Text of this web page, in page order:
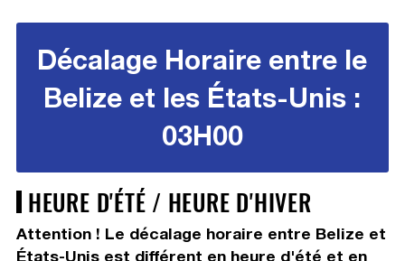
Décalage Horaire entre le
Belize et les États-Unis :
03H00
HEURE D'ÉTÉ / HEURE D'HIVER
Attention ! Le décalage horaire entre Belize et
États-Unis est différent en heure d'été et en